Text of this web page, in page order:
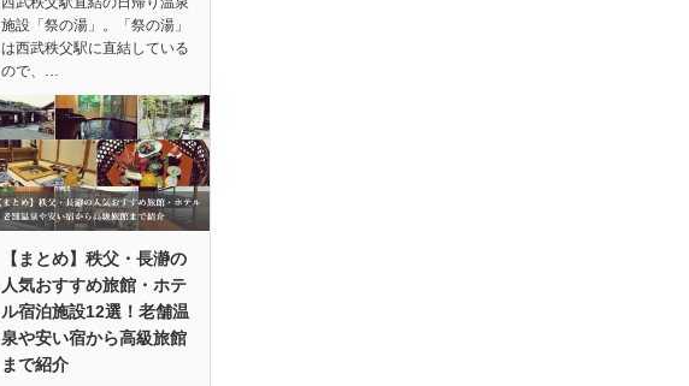
施設「祭の湯」。「祭の湯」
は西武秩父駅に直結している
ので、…
【まとめ】秩父・長瀞の
人気おすすめ旅館・ホテ
ル宿泊施設12選！老舗温
泉や安い宿から高級旅館
まで紹介